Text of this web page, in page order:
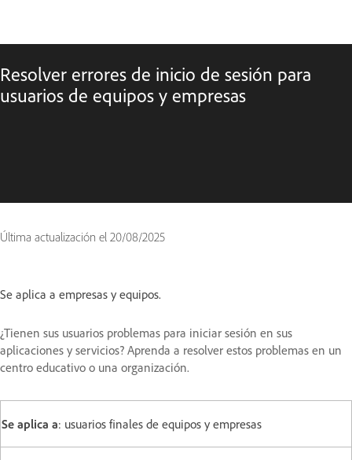
Resolver errores de inicio de sesión para
usuarios de equipos y empresas
Última actualización el 20/08/2025
Se aplica a empresas y equipos.
¿Tienen sus usuarios problemas para iniciar sesión en sus
aplicaciones y servicios? Aprenda a resolver estos problemas en un
centro educativo o una organización.
Se aplica a: usuarios finales de equipos y empresas